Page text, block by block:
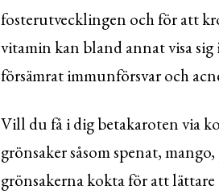
fosterutvecklingen och för att
vitamin kan bland annat visa
försämrat immunförsvar och
Vill du få i dig betakaroten via
grönsaker såsom spenat,
grönsakerna kokta för att